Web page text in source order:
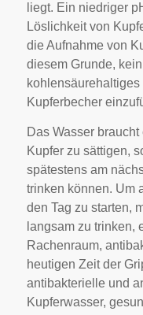
liegt. Ein niedriger
Löslichkeit von
die Aufnahme von
diesem Grunde,
Kupferbecher
Das Wasser
Kupfer zu sättigen,
spätestens am
trinken können. Um
den Tag zu starten,
langsam zu trinken,
Rachenraum,
heutigen Zeit der
antibakterielle und
Kupferwasser,